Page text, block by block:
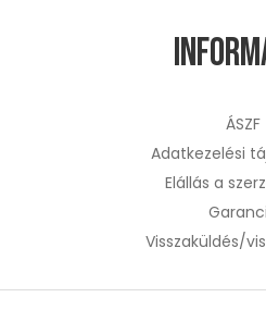
ÁSZF
Adatkezelési
Elállás a
Visszaküldés/